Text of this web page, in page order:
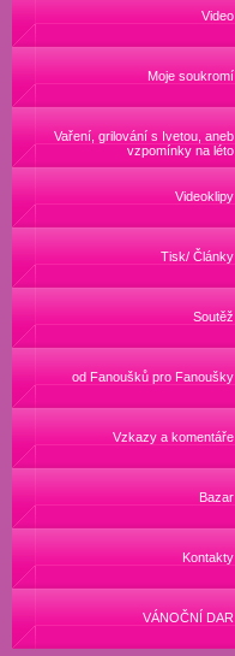
Video
Moje soukromí
Vaření, grilování s Ivetou, aneb
vzpomínky na léto
Videoklipy
Tisk/ Články
Soutěž
od Fanoušků pro Fanoušky
Vzkazy a komentáře
Bazar
Kontakty
VÁNOČNÍ DAR